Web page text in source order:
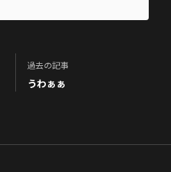
過去の記事
うわぁぁ